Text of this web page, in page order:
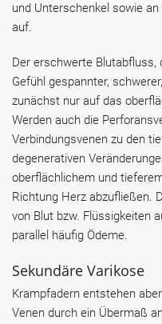
und Unterschenkel sowie
auf.
Der erschwerte Blutabfluss,
Gefühl gespannter,
zunächst nur auf das
Werden auch die
Verbindungsvenen zu den
degenerativen
oberflächlichem und
Richtung Herz abzufließen.
von Blut bzw. Flüssigkeiten
parallel häufig Ödeme.
Sekundäre Varikose
Krampfadern entstehen
Venen durch ein Übermaß